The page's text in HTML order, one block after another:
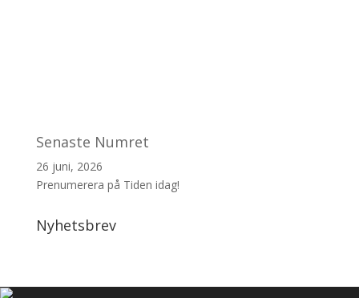
Senaste Numret
26 juni, 2026
Prenumerera på Tiden idag!
Nyhetsbrev